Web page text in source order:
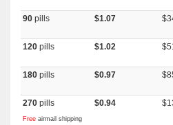
90 pills $1.07
120 pills $1.02
180 pills $0.97
270 pills
Free airmail shipping
$0.94